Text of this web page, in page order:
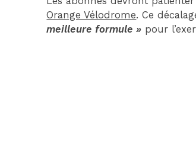
Orange Vélodrome. Ce
meilleure formule » pour